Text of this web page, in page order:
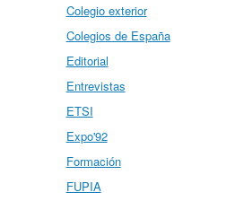
Colegio exterior
Colegios de España
Editorial
Entrevistas
ETSI
Expo'92
Formación
FUPIA